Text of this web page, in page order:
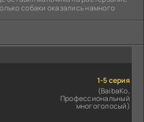
собаки оказались намного
1-5 серия
(BaibaKo,
Профессиональный
многоголосый)